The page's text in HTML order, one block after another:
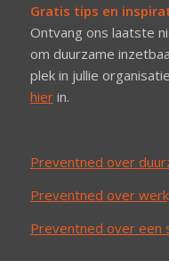
Gratis tips en
Ontvang ons laatste
om duurzame
plek in jullie
hierin.
Preventned over
Preventned over
Preventned over een